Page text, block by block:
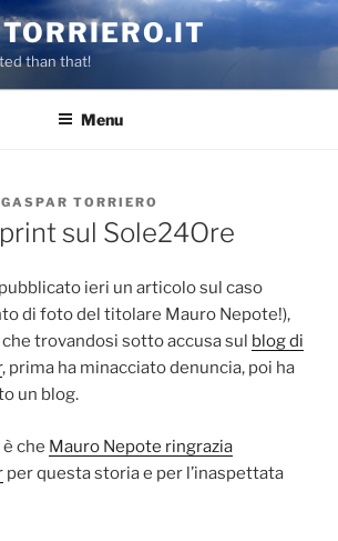
than that!
Menu
GASPAR TORRIERO
sul Sole24Ore
ieri un articolo sul caso
di foto del titolare Mauro Nepote!),
trovandosi sotto accusa sul blog di
, prima ha minacciato denuncia, poi ha
un blog.
che Mauro Nepote ringrazia
per questa storia e per l’inaspettata